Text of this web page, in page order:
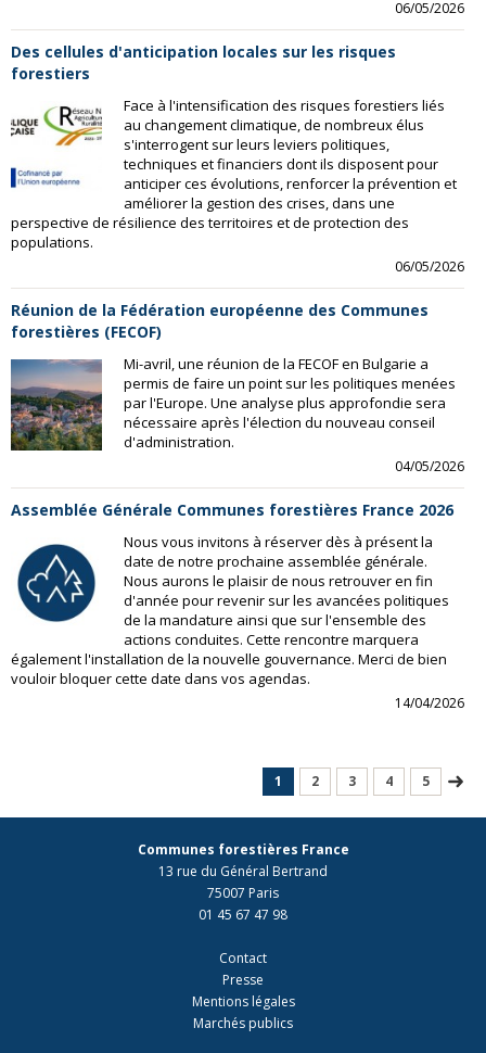
06/05/2026
Des cellules d'anticipation locales sur les risques
forestiers
Face à l'intensification des risques forestiers liés
au changement climatique, de nombreux élus
s'interrogent sur leurs leviers politiques,
techniques et financiers dont ils disposent pour
anticiper ces évolutions, renforcer la prévention et
améliorer la gestion des crises, dans une
perspective de résilience des territoires et de protection des
populations.
06/05/2026
Réunion de la Fédération européenne des Communes
forestières (FECOF)
Mi-avril, une réunion de la FECOF en Bulgarie a
permis de faire un point sur les politiques menées
par l'Europe. Une analyse plus approfondie sera
nécessaire après l'élection du nouveau conseil
d'administration.
04/05/2026
Assemblée Générale Communes forestières France 2026
Nous vous invitons à réserver dès à présent la
date de notre prochaine assemblée générale.
Nous aurons le plaisir de nous retrouver en fin
d'année pour revenir sur les avancées politiques
de la mandature ainsi que sur l'ensemble des
actions conduites. Cette rencontre marquera
également l'installation de la nouvelle gouvernance. Merci de bien
vouloir bloquer cette date dans vos agendas.
14/04/2026
1 2 3 4 5
Communes forestières France
13 rue du Général Bertrand
75007 Paris
01 45 67 47 98
Contact
Presse
Mentions légales
Marchés publics